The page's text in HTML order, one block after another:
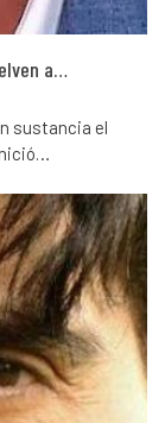
a…
sustancia el